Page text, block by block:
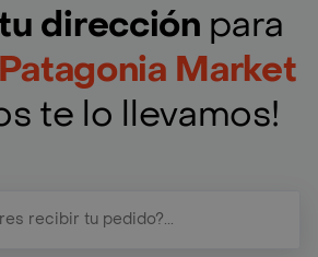
dirección para
Patagonia Market
te lo llevamos!